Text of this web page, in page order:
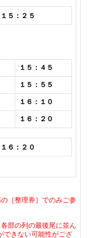
１５：２５
１５：４５
１５：５５
１６：１０
１６：２０
１６：２０
［整理券］でのみご参
部の列の最後尾に並ん
できない可能性がござ